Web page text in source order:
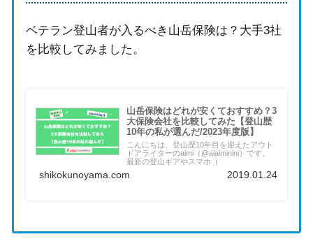
ベテラン登山者が入るべき山岳保険は？大手3社
を比較してみました。
山岳保険はどれが安くておすすめ？3
大保険会社を比較してみた【登山歴
10年の私が選んだ/2023年度版】
こんにちは、登山歴10年目を迎えたアウト
ドアライターのaimi（@aiaiminini）です。
最新の登山ギアやスマホ（
shikokunoyama.com 2019.01.24